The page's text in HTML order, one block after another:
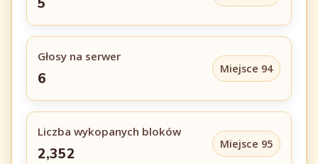
Głosy na serwer
6
Miejsce 94
Liczba wykopanych bloków
2,352
Miejsce 95